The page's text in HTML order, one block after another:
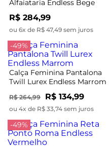
Alfaiataria Endless Bege
R$ 284,99
ou 6x de R$ 47,49 sem juros
-49%
Calça Feminina Pantalona
Twill Lurex Endless Marrom
R$ 264,99 R$ 134,99
ou 4x de R$ 33,74 sem juros
-49%